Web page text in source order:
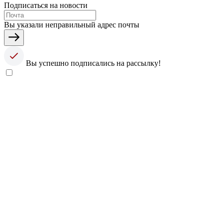
Подписаться на новости
Вы указали неправильный адрес почты
Вы успешно подписались на рассылку!